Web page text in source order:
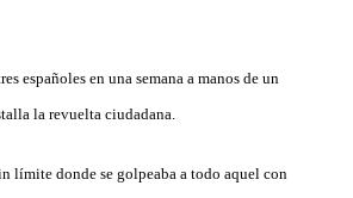
españoles en una semana a manos de un
la revuelta ciudadana.
límite donde se golpeaba a todo aquel con